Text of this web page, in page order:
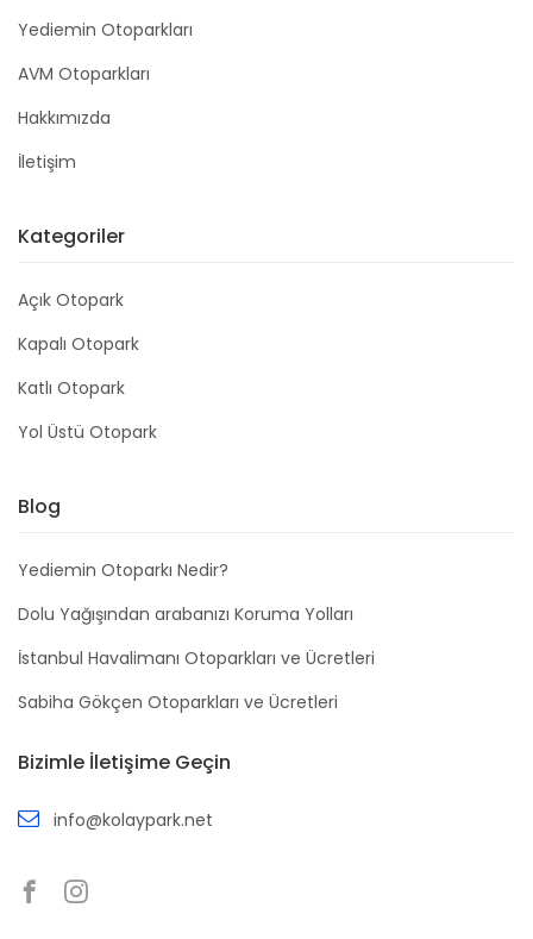
Yediemin Otoparkları
AVM Otoparkları
Hakkımızda
İletişim
Kategoriler
Açık Otopark
Kapalı Otopark
Katlı Otopark
Yol Üstü Otopark
Blog
Yediemin Otoparkı Nedir?
Dolu Yağışından arabanızı Koruma Yolları
İstanbul Havalimanı Otoparkları ve Ücretleri
Sabiha Gökçen Otoparkları ve Ücretleri
Bizimle İletişime Geçin
info@kolaypark.net